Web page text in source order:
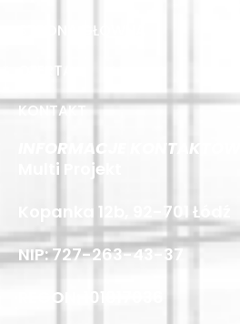
STRONA GŁÓWNA
OFERTA
KONTAKT
INFORMACJE KONTAKTOWE
Multi Projekt
Kopanka 12b, 92-701 Łódź
NIP: 727-263-43-37
REGON: 101817036